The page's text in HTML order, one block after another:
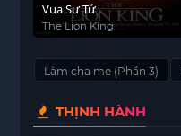
Vua Sư Tử
The Lion King
Làm cha mẹ (Phần 3)
THỊNH HÀNH